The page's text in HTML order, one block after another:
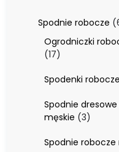
Spodnie robocze
Ogrodniczki
1717
Spodenki
Spodnie
męskie 33
Spodnie robocze